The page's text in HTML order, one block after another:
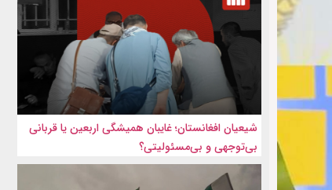
شیعیان افغانستان؛ غایبان همیشگی اربعین یا قربانی
بی‌توجهی و بی‌مسئولیتی؟